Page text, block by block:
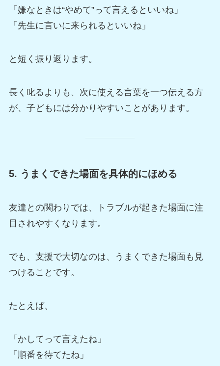
「嫌なときは“やめて”って言えるといいね」
「先生に言いに来られるといいね」
と短く振り返ります。
長く叱るよりも、次に使える言葉を一つ伝える方
が、子どもには分かりやすいことがあります。
5. うまくできた場面を具体的にほめる
友達との関わりでは、トラブルが起きた場面に注
目されやすくなります。
でも、支援で大切なのは、うまくできた場面も見
つけることです。
たとえば、
「かしてって言えたね」
「順番を待てたね」